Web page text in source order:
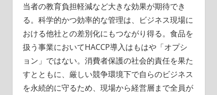
当者の教育負担軽減など大きな効果が期待でき
る。科学的かつ効率的な管理は、ビジネス現場に
おける他社との差別化にもつながり得る。食品を
扱う事業においてHACCP導入はもはや「オプシ
ョン」ではない。消費者保護の社会的責任を果た
すとともに、厳しい競争環境下で自らのビジネス
を永続的に守るため、現場から経営層まで全員が